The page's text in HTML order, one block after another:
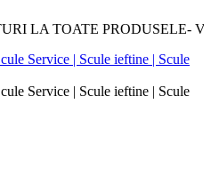
TOATE PRODUSELE- Verificati